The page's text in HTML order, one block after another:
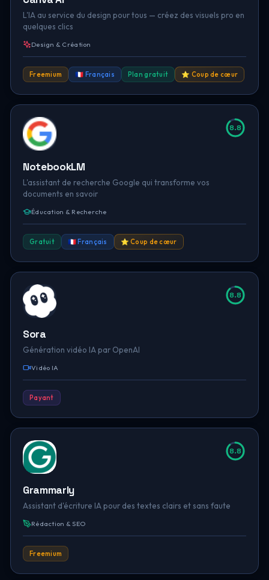
L'IA au service du design pour tous — créez des visuels pro en
quelques clics
Design & Création
Freemium 🇫🇷 Français Plan gratuit ⭐ Coup de cœur
8.8
NotebookLM
L'assistant de recherche Google qui transforme vos
documents en savoir
Éducation & Recherche
Gratuit 🇫🇷 Français ⭐ Coup de cœur
8.8
Sora
Génération vidéo IA par OpenAI
Vidéo IA
Payant
8.8
Grammarly
Assistant d'écriture IA pour des textes clairs et sans faute
Rédaction & SEO
Freemium